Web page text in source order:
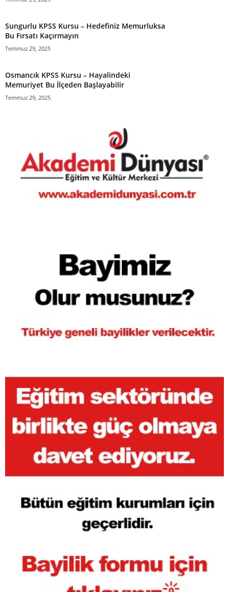
Sungurlu KPSS Kursu – Hedefiniz Memurluksa
Bu Fırsatı Kaçırmayın
Temmuz 29, 2025
Osmancık KPSS Kursu – Hayalindeki
Memuriyet Bu İlçeden Başlayabilir
Temmuz 29, 2025